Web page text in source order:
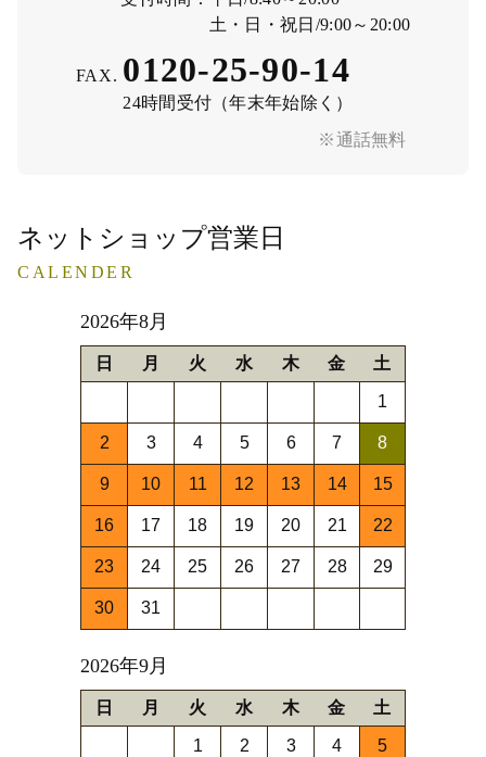
※通話無料
土・日・祝日/9:00～20:00
FAX. 0120-25-90-14
24時間受付（年末年始除く）
ネットショップ営業日
CALENDER
2026年8月
日 月 火 水 木 金 土
1
2 3 4 5 6 7 8
9 10 11 12 13 14 15
16 17 18 19 20 21 22
23 24 25 26 27 28 29
30 31
2026年9月
日 月 火 水 木 金 土
1 2 3 4 5